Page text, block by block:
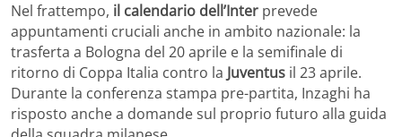
Nel frattempo, il calendario dell’Inter prevede
appuntamenti cruciali anche in ambito nazionale: la
trasferta a Bologna del 20 aprile e la semifinale di
ritorno di Coppa Italia contro la Juventus il 23 aprile.
Durante la conferenza stampa pre-partita, Inzaghi ha
risposto anche a domande sul proprio futuro alla guida